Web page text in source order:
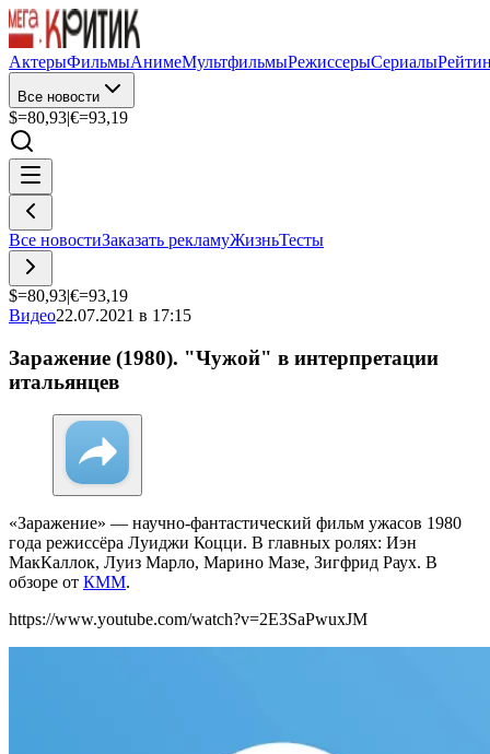
АктерыФильмыАнимеМультфильмыРежиссерыСериалы
Все новости
$=80,93|€=93,19
Все новостиЗаказать рекламуЖизньТесты
$=80,93|€=93,19
Видео22.07.2021 в 17:15
Заражение (1980). "Чужой" в интерпретации
итальянцев
«Заражение» — научно-фантастический фильм ужасов 1980
года режиссёра Луиджи Коцци. В главных ролях: Иэн
МакКаллок, Луиз Марло, Марино Мазе, Зигфрид Раух. В
обзоре от КММ.
https://www.youtube.com/watch?v=2E3SaPwuxJM